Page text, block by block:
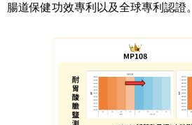
腸道保健功效專利以及全球專利認證。